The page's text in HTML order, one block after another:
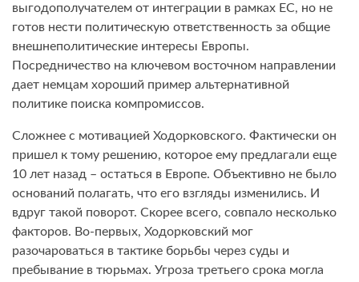
выгодополучателем от интеграции в рамках ЕС, но не
готов нести политическую ответственность за общие
внешнеполитические интересы Европы.
Посредничество на ключевом восточном направлении
дает немцам хороший пример альтернативной
политике поиска компромиссов.
Сложнее с мотивацией Ходорковского. Фактически он
пришел к тому решению, которое ему предлагали еще
10 лет назад – остаться в Европе. Объективно не было
оснований полагать, что его взгляды изменились. И
вдруг такой поворот. Скорее всего, совпало несколько
факторов. Во-первых, Ходорковский мог
разочароваться в тактике борьбы через суды и
пребывание в тюрьмах. Угроза третьего срока могла